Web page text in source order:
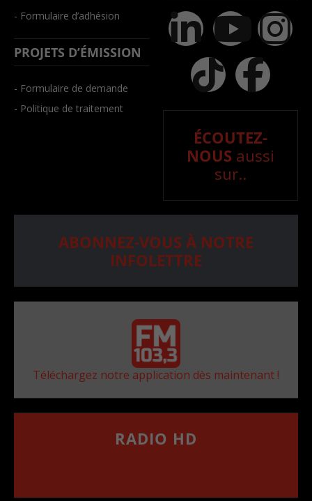
- Formulaire d’adhésion
PROJETS D’ÉMISSION
- Formulaire de demande
- Politique de traitement
ÉCOUTEZ-
NOUS aussi
sur..
ABONNEZ-VOUS À NOTRE
INFOLETTRE
Téléchargez notre application dès maintenant !
RADIO HD